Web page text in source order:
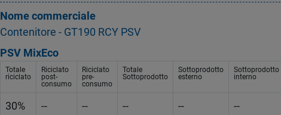
Nome commerciale
Contenitore - GT190 RCY PSV
PSV MixEco
Totale
riciclato
Riciclato
post-
consumo
Riciclato
pre-
consumo
Totale
Sottoprodotto
Sottoprodotto
esterno
Sottoprodotto
interno
30% -- -- -- -- --